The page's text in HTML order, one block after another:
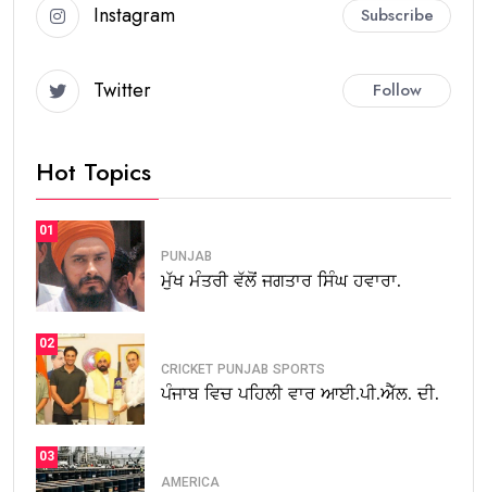
Instagram Subscribe
Twitter Follow
Hot Topics
01
PUNJAB
ਮੁੱਖ ਮੰਤਰੀ ਵੱਲੋਂ ਜਗਤਾਰ ਸਿੰਘ ਹਵਾਰਾ.
02
CRICKET PUNJAB SPORTS
ਪੰਜਾਬ ਵਿਚ ਪਹਿਲੀ ਵਾਰ ਆਈ.ਪੀ.ਐੱਲ. ਦੀ.
03
AMERICA